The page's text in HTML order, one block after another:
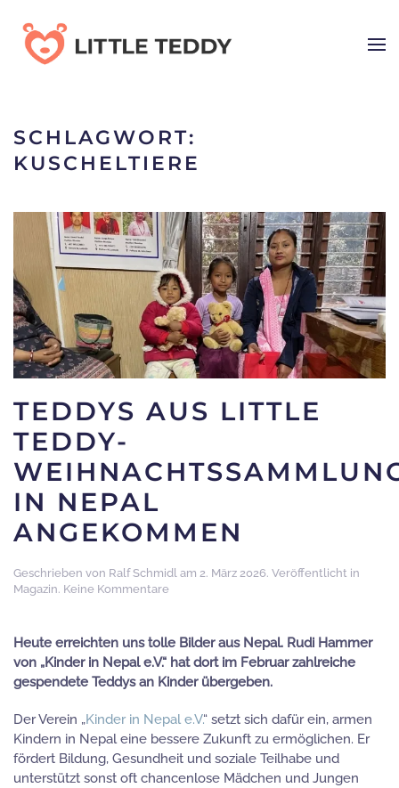
Skip
to
SCHLAGWORT:
KUSCHELTIERE
TEDDYS AUS LITTLE
TEDDY-
IN NEPAL
ANGEKOMMEN
Geschrieben von Ralf Schmidl am 2. März 2026. Veröffentlicht in
Magazin. Keine Kommentarezu
Little
Weihnachtssammlung
in
angekommen
Heute erreichten uns tolle Bilder aus Nepal. Rudi Hammer
von „Kinder in Nepal e.V.“ hat dort im Februar zahlreiche
gespendete Teddys an Kinder übergeben.
Der Verein „Kinder in Nepal e.V.“ setzt sich dafür ein, armen
Kindern in Nepal eine bessere Zukunft zu ermöglichen. Er
fördert Bildung, Gesundheit und soziale Teilhabe und
unterstützt sonst oft chancenlose Mädchen und Jungen